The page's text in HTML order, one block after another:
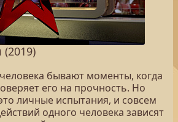
бывают моменты, когда
его на прочность. Но
личные испытания, и совсем
одного человека зависят